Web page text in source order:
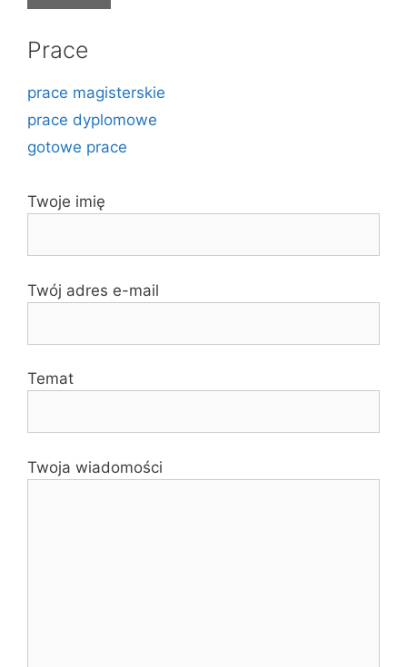
Prace
prace magisterskie
prace dyplomowe
gotowe prace
Twoje imię
Twój adres e-mail
Temat
Twoja wiadomości